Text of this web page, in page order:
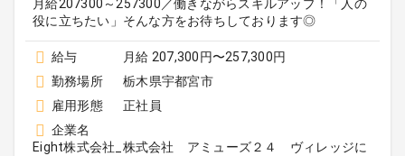
月給207300～257300／働きながらスキルアップ！「人の
役に立ちたい」そんな方をお待ちしております◎
給与
月給 207,300円〜257,300円
勤務場所
栃木県宇都宮市
雇用形態
正社員
企業名
Eight株式会社_株式会社 アミューズ２４ ヴィレッジに